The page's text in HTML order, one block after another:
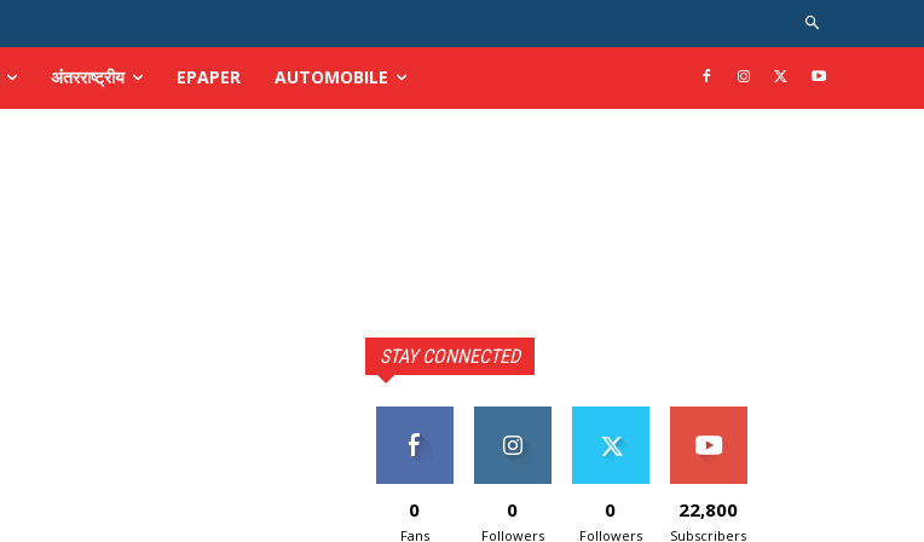
अंतरराष्ट्रीय EPAPER AUTOMOBILE
STAY CONNECTED
0
Fans
0
Followers
0
Followers
22,800
Subscribers